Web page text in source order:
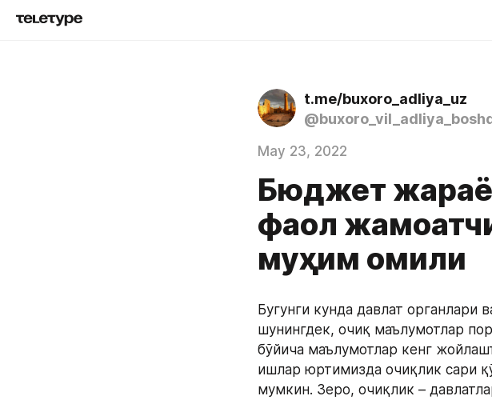
t.me/buxoro_adliya_uz
May 23, 2022
Бюджет
фаол
муҳим омили
Бугунги кунда давлат органлари
шунингдек, очиқ маълумотлар
бўйича маълумотлар кенг
ишлар юртимизда очиқлик сари
мумкин. Зеро, очиқлик –